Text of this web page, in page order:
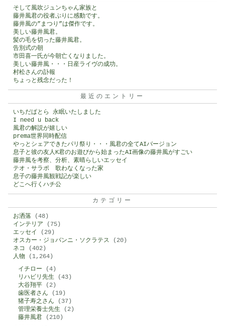
そして風吹ジュンちゃん家族と
藤井風君の役者ぶりに感動です。
藤井風の”まつり”は傑作です。
美しい藤井風君。
髪の毛を切った藤井風君。
告別式の朝
市田喜一氏が今朝亡くなりました。
美しい藤井風・・・日産ライヴの成功。
村松さんの訃報
ちょっと残念だった！
最近のエントリー
いちだぱとら 永眠いたしました
I need u back
風君の解説が嬉しい
prema世界同時配信
やっとシェアできたパリ祭り・・・風君の全てAIバージョン
息子と彼の友人K君のお遊びから始まったAI画像の藤井風がすごい
藤井風を考察、分析、素晴らしいエッセイ
テオ・サラポ 歌わなくなった家
息子の藤井風観戦記が楽しい
どこへ行くハチ公
カテゴリー
お洒落 (48)
インテリア (75)
エッセイ
(29)
オスカー・ジョバンニ・ソクラテス (20)
ネコ
(402)
人物 (1,264)
イチロー (4)
リハビリ先生 (43)
大谷翔平 (2)
歯医者さん (19)
猪子寿之さん (37)
管理栄養士先生 (2)
藤井風君 (210)